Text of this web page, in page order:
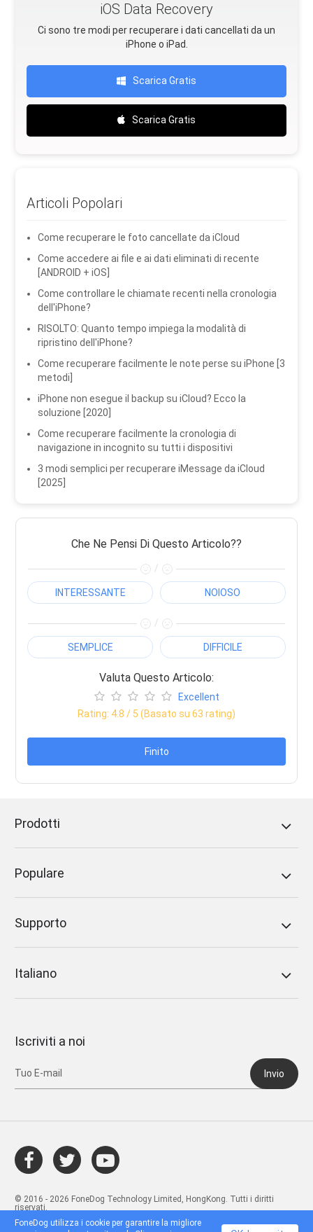
iOS Data Recovery
Ci sono tre modi per recuperare i dati cancellati da un
iPhone o iPad.
Scarica Gratis
Scarica Gratis
Articoli Popolari
Come recuperare le foto cancellate da iCloud
Come accedere ai file e ai dati eliminati di recente
[ANDROID + iOS]
Come controllare le chiamate recenti nella cronologia
dell'iPhone?
RISOLTO: Quanto tempo impiega la modalità di
ripristino dell'iPhone?
Come recuperare facilmente le note perse su iPhone [3
metodi]
iPhone non esegue il backup su iCloud? Ecco la
soluzione [2020]
Come recuperare facilmente la cronologia di
navigazione in incognito su tutti i dispositivi
3 modi semplici per recuperare iMessage da iCloud
[2025]
Che Ne Pensi Di Questo Articolo??
/
INTERESSANTE NOIOSO
/
SEMPLICE DIFFICILE
Valuta Questo Articolo:
Excellent
Rating: 4.8 / 5 (Basato su 63 rating)
Finito
Prodotti
Populare
Supporto
Italiano
Iscriviti a noi
Invio
© 2016 - 2026 FoneDog Technology Limited, HongKong. Tutti i diritti
riservati.
FoneDog utilizza i cookie per garantire la migliore